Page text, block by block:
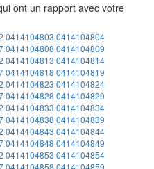
ont un rapport avec votre
0414104803 0414104804
0414104808 0414104809
0414104813 0414104814
0414104818 0414104819
0414104823 0414104824
0414104828 0414104829
0414104833 0414104834
0414104838 0414104839
0414104843 0414104844
0414104848 0414104849
0414104853 0414104854
0414104858 0414104859